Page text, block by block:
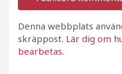
Denna webbplats
skräppost. Lär dig om
bearbetas.